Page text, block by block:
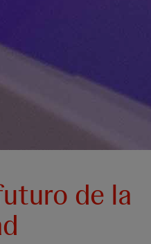
de la